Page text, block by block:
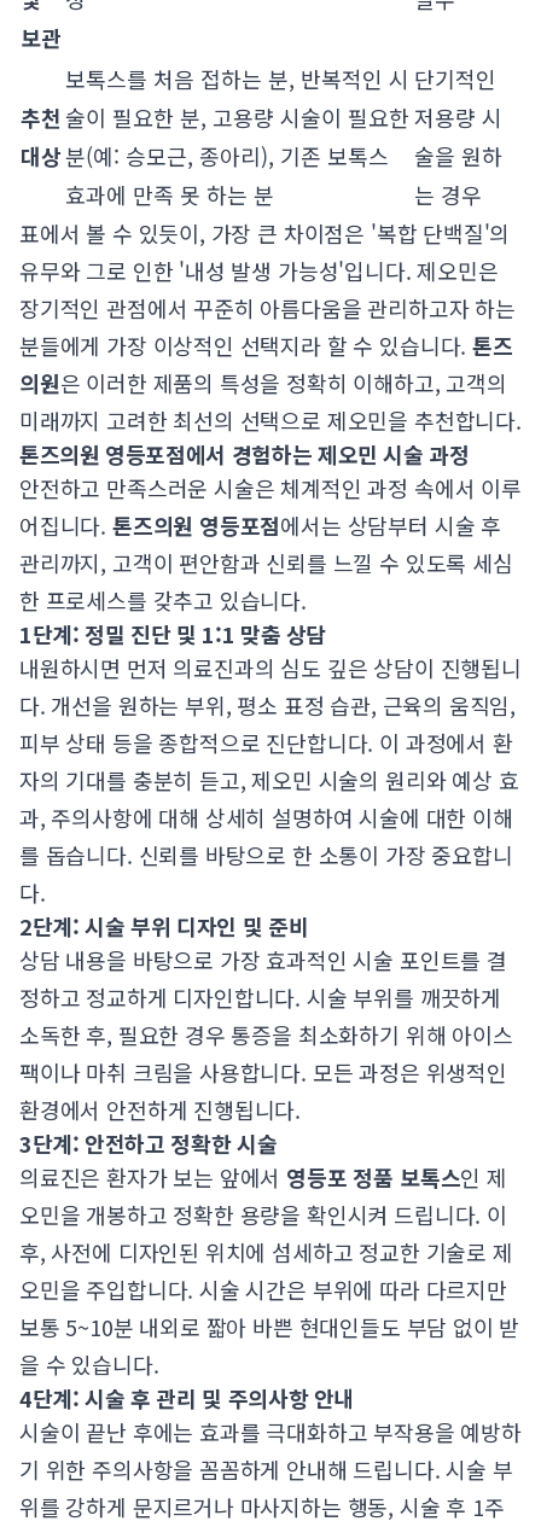
보관
추천
대상
보톡스를 처음 접하는 분, 반복적인 시
술이 필요한 분, 고용량 시술이 필요한
분(예: 승모근, 종아리), 기존 보톡스
효과에 만족 못 하는 분
단기적인
저용량 시
술을 원하
는 경우
표에서 볼 수 있듯이, 가장 큰 차이점은 '복합 단백질'의
유무와 그로 인한 '내성 발생 가능성'입니다. 제오민은
장기적인 관점에서 꾸준히 아름다움을 관리하고자 하는
분들에게 가장 이상적인 선택지라 할 수 있습니다. 톤즈
의원은 이러한 제품의 특성을 정확히 이해하고, 고객의
미래까지 고려한 최선의 선택으로 제오민을 추천합니다.
톤즈의원 영등포점에서 경험하는 제오민 시술 과정
안전하고 만족스러운 시술은 체계적인 과정 속에서 이루
어집니다. 톤즈의원 영등포점에서는 상담부터 시술 후
관리까지, 고객이 편안함과 신뢰를 느낄 수 있도록 세심
한 프로세스를 갖추고 있습니다.
1단계: 정밀 진단 및 1:1 맞춤 상담
내원하시면 먼저 의료진과의 심도 깊은 상담이 진행됩니
다. 개선을 원하는 부위, 평소 표정 습관, 근육의 움직임,
피부 상태 등을 종합적으로 진단합니다. 이 과정에서 환
자의 기대를 충분히 듣고, 제오민 시술의 원리와 예상 효
과, 주의사항에 대해 상세히 설명하여 시술에 대한 이해
를 돕습니다. 신뢰를 바탕으로 한 소통이 가장 중요합니
다.
2단계: 시술 부위 디자인 및 준비
상담 내용을 바탕으로 가장 효과적인 시술 포인트를 결
정하고 정교하게 디자인합니다. 시술 부위를 깨끗하게
소독한 후, 필요한 경우 통증을 최소화하기 위해 아이스
팩이나 마취 크림을 사용합니다. 모든 과정은 위생적인
환경에서 안전하게 진행됩니다.
3단계: 안전하고 정확한 시술
의료진은 환자가 보는 앞에서 영등포 정품 보톡스인 제
오민을 개봉하고 정확한 용량을 확인시켜 드립니다. 이
후, 사전에 디자인된 위치에 섬세하고 정교한 기술로 제
오민을 주입합니다. 시술 시간은 부위에 따라 다르지만
보통 5~10분 내외로 짧아 바쁜 현대인들도 부담 없이 받
을 수 있습니다.
4단계: 시술 후 관리 및 주의사항 안내
시술이 끝난 후에는 효과를 극대화하고 부작용을 예방하
기 위한 주의사항을 꼼꼼하게 안내해 드립니다. 시술 부
위를 강하게 문지르거나 마사지하는 행동, 시술 후 1주